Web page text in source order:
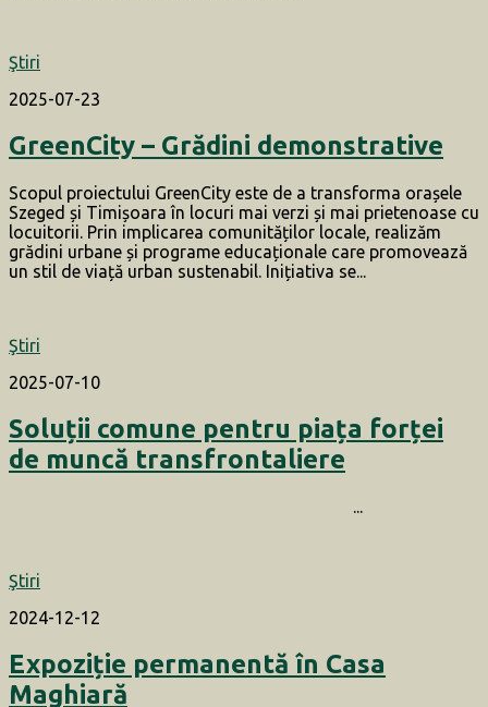
Ştiri
2025-07-23
GreenCity – Grădini demonstrative
Scopul proiectului GreenCity este de a transforma orașele
Szeged și Timișoara în locuri mai verzi și mai prietenoase cu
locuitorii. Prin implicarea comunităților locale, realizăm
grădini urbane și programe educaționale care promovează
un stil de viață urban sustenabil. Inițiativa se...
Ştiri
2025-07-10
Soluții comune pentru piața forței
de muncă transfrontaliere
...
Ştiri
2024-12-12
Expoziție permanentă în Casa
Maghiară